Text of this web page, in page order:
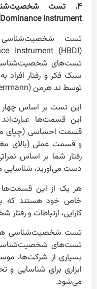
Dominance Instrument)
تست‌های
توسط ند هرمن (Ned Herrmann) توسعه داده شد.
این تست بر اساس
این قسمت‌ها
قسمت احساسی (چپای
و قسمت عملی (بالای
رفتار شما بر اساس
دست می‌آورید،
هر یک از این قسمت‌ها
خاص خود هستند که با
کارایی، ارتباطات و
تست شخصیت‌شناسی
تست‌های
بسیاری از شرکت‌ها،
ابزاری برای شناسایی و
می‌شود.